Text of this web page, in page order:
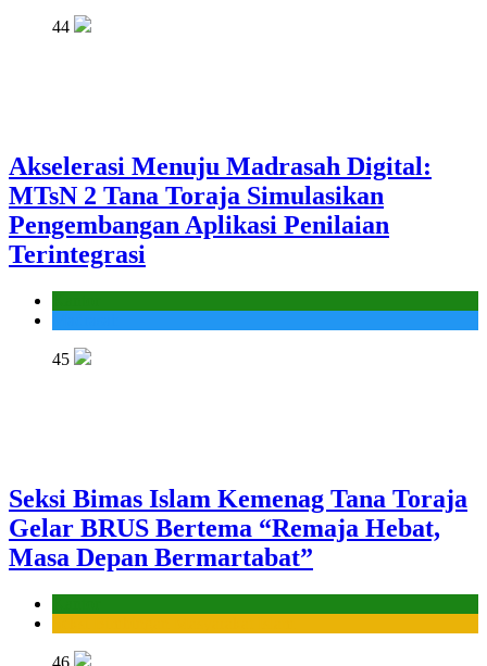
44
Akselerasi Menuju Madrasah Digital:
MTsN 2 Tana Toraja Simulasikan
Pengembangan Aplikasi Penilaian
Terintegrasi
45
Seksi Bimas Islam Kemenag Tana Toraja
Gelar BRUS Bertema “Remaja Hebat,
Masa Depan Bermartabat”